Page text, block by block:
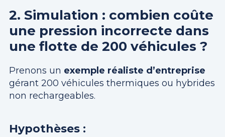
2. Simulation : combien coûte
une pression incorrecte dans
une flotte de 200 véhicules ?
Prenons un exemple réaliste d’entreprise
gérant 200 véhicules thermiques ou hybrides
non rechargeables.
Hypothèses :